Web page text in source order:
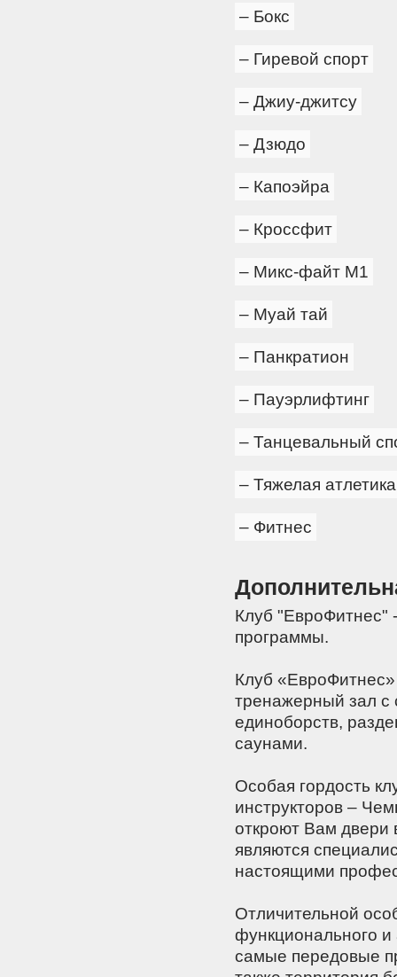
– Бокс
– Гиревой спорт
– Джиу-джитсу
– Дзюдо
– Капоэйра
– Кроссфит
– Микс-файт М1
– Муай тай
– Панкратион
– Пауэрлифтинг
– Танцевальный
– Тяжелая атлетика
– Фитнес
Клуб "ЕвроФитнес"
программы.
Клуб
тренажерный зал с
единоборств,
саунами.
Особая гордость
инструкторов –
откроют Вам двери
являются
настоящими
Отличительной
функционального и
самые передовые